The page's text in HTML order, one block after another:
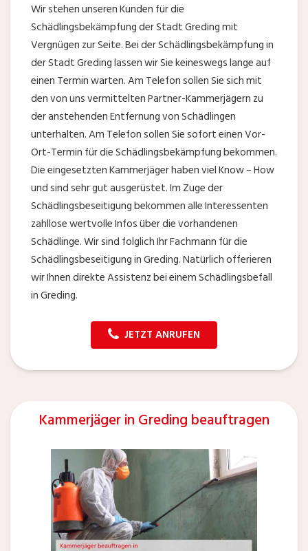
Wir stehen unseren Kunden für die
Schädlingsbekämpfung der Stadt Greding mit
Vergnügen zur Seite. Bei der Schädlingsbekämpfung in
der Stadt Greding lassen wir Sie keineswegs lange auf
einen Termin warten. Am Telefon sollen Sie sich mit
den von uns vermittelten Partner-Kammerjägern zu
der anstehenden Entfernung von Schädlingen
unterhalten. Am Telefon sollen Sie sofort einen Vor-
Ort-Termin für die Schädlingsbekämpfung bekommen.
Die eingesetzten Kammerjäger haben viel Know – How
und sind sehr gut ausgerüstet. Im Zuge der
Schädlingsbeseitigung bekommen alle Interessenten
zahllose wertvolle Infos über die vorhandenen
Schädlinge. Wir sind folglich Ihr Fachmann für die
Schädlingsbeseitigung in Greding. Natürlich offerieren
wir Ihnen direkte Assistenz bei einem Schädlingsbefall
in Greding.
JETZT ANRUFEN
Kammerjäger in Greding beauftragen